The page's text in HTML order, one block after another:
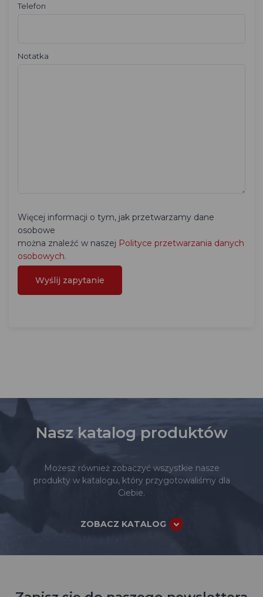
Telefon
Notatka
Więcej informacji o tym, jak przetwarzamy dane
osobowe
można znaleźć w naszej Polityce przetwarzania danych
osobowych.
Nasz katalog produktów
Możesz również zobaczyć wszystkie nasze
produkty w katalogu, który przygotowaliśmy dla
Ciebie.
ZOBACZ KATALOG